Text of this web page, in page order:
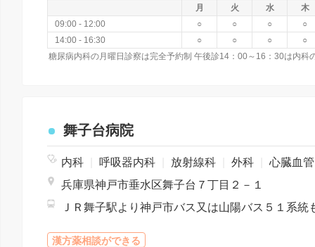
月 火 水
木
09:00 - 12:00
○ ○ ○
○
14:00 - 16:30
○ ○ ○
○
糖尿病内科の月曜日診察は完全予約制 午後診14：00～16：30は内科
舞子台病院
内科 呼吸器内科 放射線科 外科
心臓血管外科
兵庫県神戸市垂水区舞子台７丁目２－１
漢方薬相談ができる